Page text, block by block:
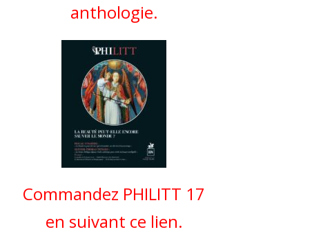
anthologie.
Commandez PHILITT 17
en suivant ce lien.